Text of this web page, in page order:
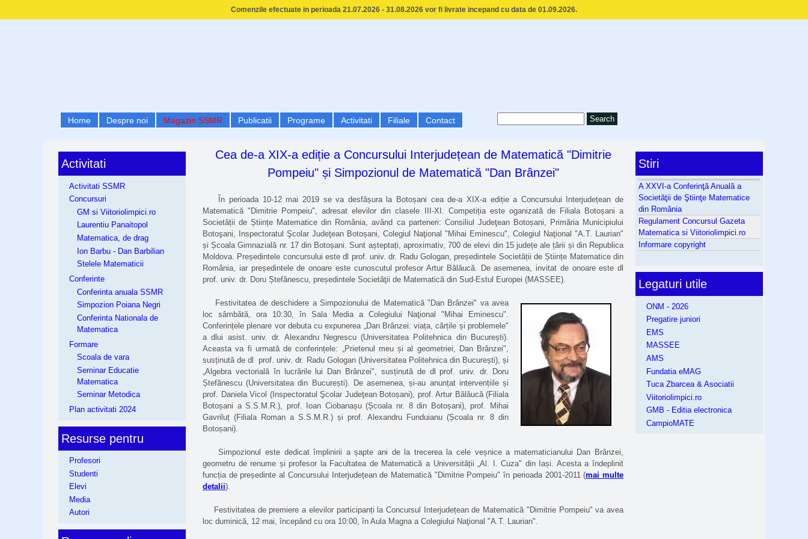
Comenzile efectuate in perioada 21.07.2026 - 31.08.2026 vor fi livrate incepand cu data de 01.09.2026.
Home Despre noi Magazin SSMR Publicatii Programe Activitati Filiale Contact
Cea de-a XIX-a ediție a Concursului Interjudețean de Matematică "Dimitrie
Pompeiu" și Simpozionul de Matematică "Dan Brânzei"
În perioada 10-12 mai 2019 se va desfășura la Botoșani cea de-a XIX-a ediție a Concursului Interjudețean de
Matematică "Dimitrie Pompeiu", adresat elevilor din clasele III-XI. Competiția este oganizată de Filiala Botoșani a
Societății de Științe Matematice din România, având ca parteneri: Consiliul Judeţean Botoșani, Primăria Municipiului
Botoşani, Inspectoratul Şcolar Judeţean Botoșani, Colegiul Naţional "Mihai Eminescu", Colegiul Naţional "A.T. Laurian"
și Școala Gimnazială nr. 17 din Botoșani. Sunt așteptați, aproximativ, 700 de elevi din 15 județe ale țării și din Republica
Moldova. Președintele concursului este dl prof. univ. dr. Radu Gologan, președintele Societății de Științe Matematice din
România, iar președintele de onoare este cunoscutul profesor Artur Bălăucă. De asemenea, invitat de onoare este dl
prof. univ. dr. Doru Ștefănescu, președintele Societăţii de Matematică din Sud-Estul Europei (MASSEE).
Festivitatea de deschidere a Simpozionului de Matematică "Dan Brânzei" va avea
loc sâmbătă, ora 10:30, în Sala Media a Colegiului Naţional "Mihai Eminescu".
Conferințele plenare vor debuta cu expunerea „Dan Brânzei: viața, cărțile și problemele"
a dlui asist. univ. dr. Alexandru Negrescu (Universitatea Politehnica din București).
Aceasta va fi urmată de conferințele: „Prietenul meu și al geometriei, Dan Brânzei",
susținută de dl prof. univ. dr. Radu Gologan (Universitatea Politehnica din București), și
„Algebra vectorială în lucrările lui Dan Brânzei", susținută de dl prof. univ. dr. Doru
Ștefănescu (Universitatea din București). De asemenea, și-au anunțat intervențiile și
prof. Daniela Vicol (Inspectoratul Şcolar Judeţean Botoșani), prof. Artur Bălăucă (Filiala
Botoșani a S.S.M.R.), prof. Ioan Ciobanașu (Școala nr. 8 din Botoșani), prof. Mihai
Gavriluț (Filiala Roman a S.S.M.R.) și prof. Alexandru Funduianu (Școala nr. 8 din
Botoșani).
Simpozionul este dedicat împlinirii a șapte ani de la trecerea la cele veșnice a matematicianului Dan Brânzei,
geometru de renume și profesor la Facultatea de Matematică a Universității „Al. I. Cuza" din Iași. Acesta a îndeplinit
funcția de președinte al Concursului Interjudețean de Matematică "Dimitrie Pompeiu" în perioada 2001-2011 (mai multe
detalii).
Festivitatea de premiere a elevilor participanți la Concursul Interjudețean de Matematică "Dimitrie Pompeiu" va avea
loc duminică, 12 mai, începând cu ora 10:00, în Aula Magna a Colegiului Naţional "A.T. Laurian".
Activitati
Activitati SSMR
Concursuri
GM si Viitoriolimpici.ro
Laurentiu Panaitopol
Matematica, de drag
Ion Barbu - Dan Barbilian
Stelele Matematicii
Conferinte
Conferinta anuala SSMR
Simpozion Poiana Negri
Conferinta Nationala de
Matematica
Formare
Scoala de vara
Seminar Educatie
Matematica
Seminar Metodica
Plan activitati 2024
Resurse pentru
Profesori
Studenti
Elevi
Media
Autori
Stiri
A XXVI-a Conferinţă Anuală a
Societăţii de Ştiinţe Matematice
din România
Regulament Concursul Gazeta
Matematica si Viitoriolimpici.ro
Informare copyright
Legaturi utile
ONM - 2026
Pregatire juniori
EMS
MASSEE
AMS
Fundatia eMAG
Tuca Zbarcea & Asociatii
Viitoriolimpici.ro
GMB - Editia electronica
CampioMATE